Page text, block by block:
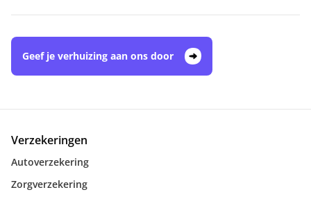
Geef je verhuizing aan ons door
Verzekeringen
Autoverzekering
Zorgverzekering